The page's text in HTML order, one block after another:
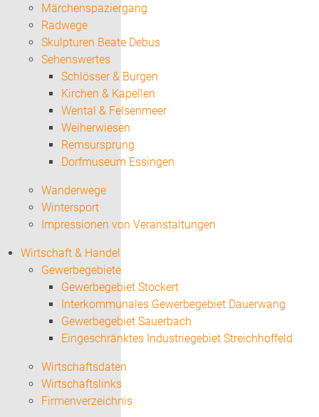
Märchenspaziergang
Radwege
Skulpturen Beate Debus
Sehenswertes
Schlösser & Burgen
Kirchen & Kapellen
Wental & Felsenmeer
Weiherwiesen
Remsursprung
Dorfmuseum Essingen
Wanderwege
Wintersport
Impressionen von Veranstaltungen
Wirtschaft & Handel
Gewerbegebiete
Gewerbegebiet Stockert
Interkommunales Gewerbegebiet Dauerwang
Gewerbegebiet Sauerbach
Eingeschränktes Industriegebiet Streichhoffeld
Wirtschaftsdaten
Wirtschaftslinks
Firmenverzeichnis